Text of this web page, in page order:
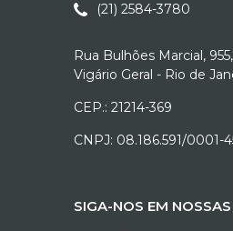
(21) 2584-3780
Rua Bulhões Marcial, 955,
Vigário Geral - Rio de
CEP.: 21214-369
CNPJ: 08.186.591/0001-
SIGA-NOS EM